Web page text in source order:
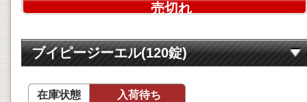
売切れ
ブイピージーエル(120錠)
在庫状態 入荷待ち